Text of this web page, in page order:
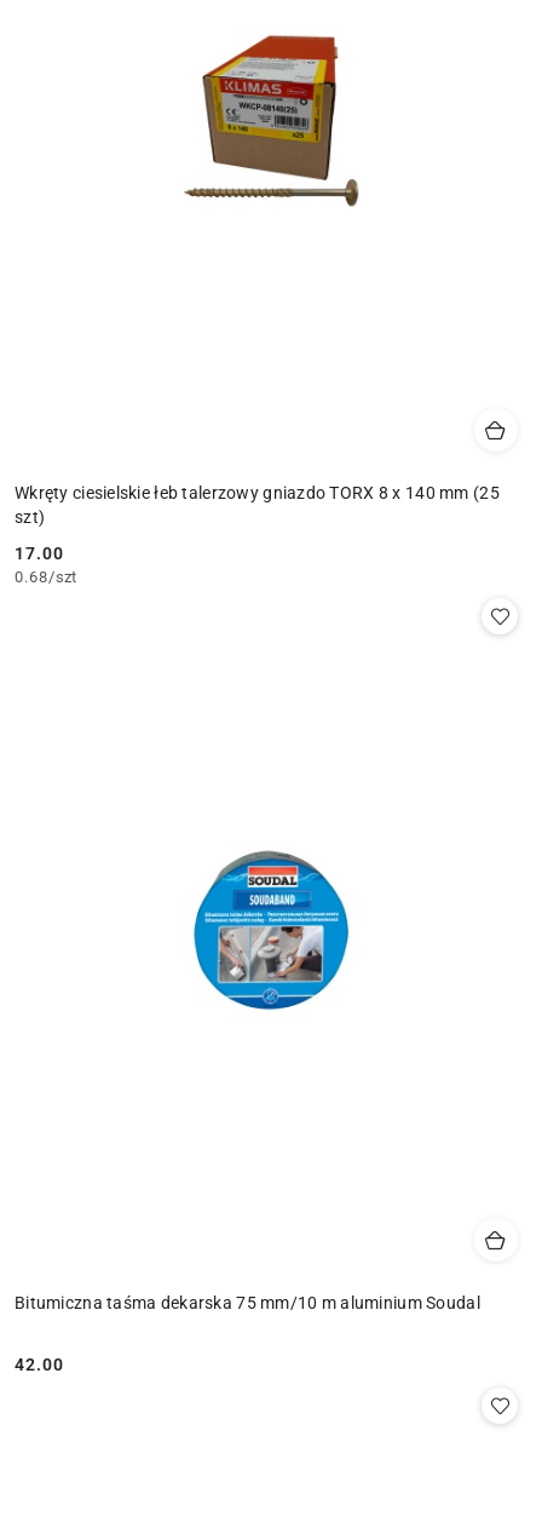
Wkręty ciesielskie łeb talerzowy gniazdo TORX 8 x 140 mm (25
szt)
Cena:
17.00
0.68/szt
Bitumiczna taśma dekarska 75 mm/10 m aluminium Soudal
Cena:
42.00